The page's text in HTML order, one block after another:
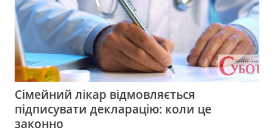
Сімейний лікар відмовляється
підписувати декларацію: коли це
законно